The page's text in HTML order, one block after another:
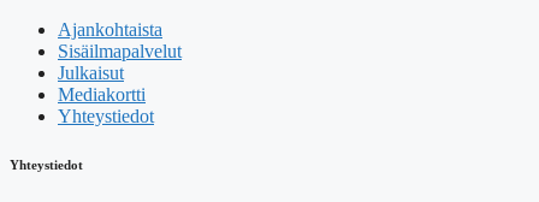
Ajankohtaista
Sisäilmapalvelut
Julkaisut
Mediakortti
Yhteystiedot
Yhteystiedot